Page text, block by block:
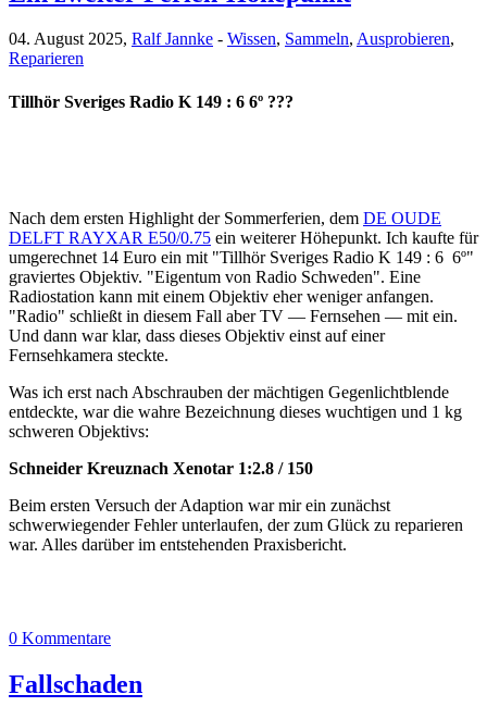
04. August 2025, Ralf Jannke - Wissen, Sammeln, Ausprobieren,
Reparieren
Tillhör Sveriges Radio K 149 : 6 6º ???
Nach dem ersten Highlight der Sommerferien, dem DE OUDE
DELFT RAYXAR E50/0.75 ein weiterer Höhepunkt. Ich kaufte für
umgerechnet 14 Euro ein mit "Tillhör Sveriges Radio K 149 : 6 6º"
graviertes Objektiv. "Eigentum von Radio Schweden". Eine
Radiostation kann mit einem Objektiv eher weniger anfangen.
"Radio" schließt in diesem Fall aber TV — Fernsehen — mit ein.
Und dann war klar, dass dieses Objektiv einst auf einer
Fernsehkamera steckte.
Was ich erst nach Abschrauben der mächtigen Gegenlichtblende
entdeckte, war die wahre Bezeichnung dieses wuchtigen und 1 kg
schweren Objektivs:
Schneider Kreuznach Xenotar 1:2.8 / 150
Beim ersten Versuch der Adaption war mir ein zunächst
schwerwiegender Fehler unterlaufen, der zum Glück zu reparieren
war. Alles darüber im entstehenden Praxisbericht.
0 Kommentare
Fallschaden